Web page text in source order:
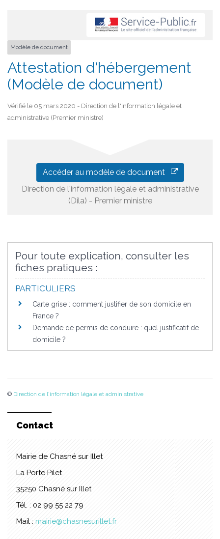
Modèle de document
Attestation d'hébergement
(Modèle de document)
Vérifié le 05 mars 2020 - Direction de l'information légale et
administrative (Premier ministre)
Accéder au modèle de document
Direction de l'information légale et administrative
(Dila) - Premier ministre
Pour toute explication, consulter les
fiches pratiques :
PARTICULIERS
Carte grise : comment justifier de son domicile en
France ?
Demande de permis de conduire : quel justificatif de
domicile ?
© Direction de l'information légale et administrative
Contact
Mairie de Chasné sur Illet
La Porte Pilet
35250 Chasné sur Illet
Tél. : 02 99 55 22 79
Mail : mairie@chasnesurillet.fr